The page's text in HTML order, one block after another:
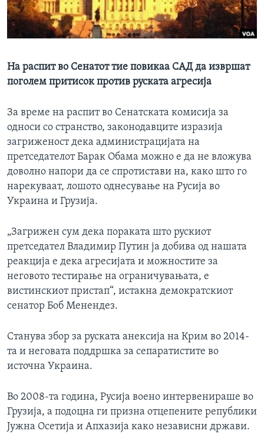
ИНТЕРВЈУА
Јазици
На распит во Сенатот тие повикаа САД да извршат
поголем притисок против руската агресија
За време на распит во Сенатската комисија за
односи со странство, законодавците изразија
загриженост дека администрацијата на
претседателот Барак Обама можно е да не вложува
доволно напори да се спротистави на, како што го
нарекуваат, лошото однесување на Русија во
Украина и Грузија.
„Загрижен сум дека пораката што рускиот
претседател Владимир Путин ја добива од нашата
реакција е дека агресијата и можностите за
неговото тестирање на ограничувањата, е
вистинскиот пристап“, истакна демократскиот
сенатор Боб Менендез.
Станува збор за руската анексија на Крим во 2014-
та и неговата поддршка за сепаратистите во
источна Украина.
Во 2008-та година, Русија воено интервенираше во
Грузија, а подоцна ги призна отцепените републики
Јужна Осетија и Апхазија како независни држави.